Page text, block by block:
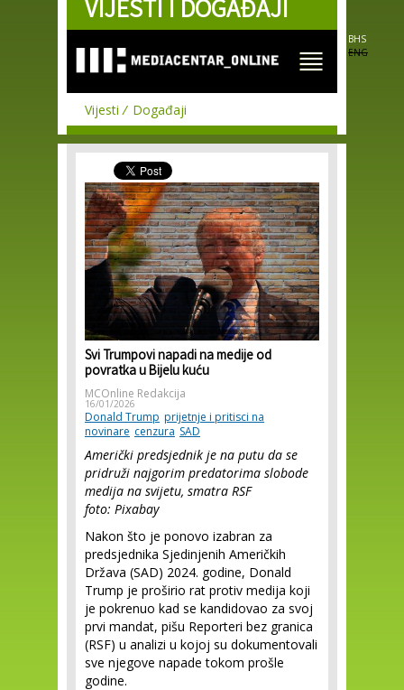
Skip to
main
VIJESTI I DOGAĐAJI
BHS
ENG
Vijesti Događaji
Svi Trumpovi napadi na medije od
povratka u Bijelu kuću
MCOnline Redakcija
16/01/2026
Donald Trump prijetnje i pritisci na
novinare cenzura SAD
Američki predsjednik je na putu da se
pridruži najgorim predatorima slobode
medija na svijetu, smatra RSF
foto: Pixabay
Nakon što je ponovo izabran za
predsjednika Sjedinjenih Američkih
Država (SAD) 2024. godine, Donald
Trump je proširio rat protiv medija koji
je pokrenuo kad se kandidovao za svoj
prvi mandat, pišu Reporteri bez granica
(RSF) u analizi u kojoj su dokumentovali
sve njegove napade tokom prošle
godine.